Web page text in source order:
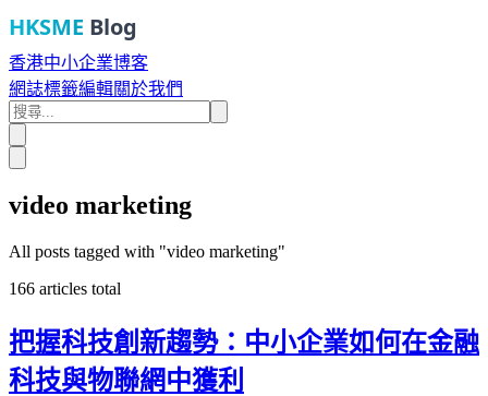
HKSME Blog
香港中小企業博客
網誌標籤編輯關於我們
video marketing
All posts tagged with "video marketing"
166 articles total
把握科技創新趨勢：中小企業如何在金融
科技與物聯網中獲利